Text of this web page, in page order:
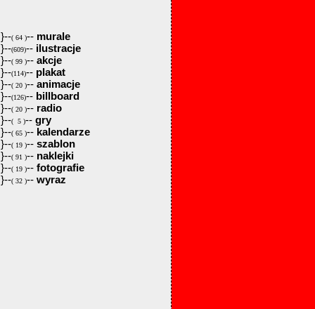
}--( 64 )-- murale
}--(609)-- ilustracje
}--( 99 )-- akcje
}--(114)-- plakat
}--( 20 )-- animacje
}--(126)-- billboard
}--( 20 )-- radio
}--( 5 )-- gry
}--( 65 )-- kalendarze
}--( 19 )-- szablon
}--( 91 )-- naklejki
}--( 19 )-- fotografie
}--( 32 )-- wyraz